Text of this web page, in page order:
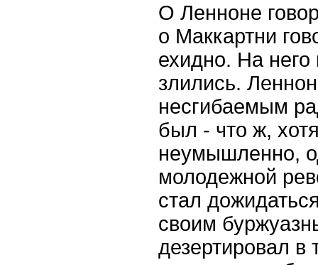
О Ленноне
о Маккартни
ехидно. На него
злились.
несгибаемым
был - что ж,
неумышленно,
молодежной
стал
своим
дезертировал в